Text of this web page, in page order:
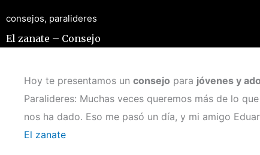
consejos, paralideres
El zanate – Consejo
Hoy te presentamos un consejo para jóvenes y
Paralideres: Muchas veces queremos más de lo
nos ha dado. Eso me pasó un día, y mi amigo
El zanate